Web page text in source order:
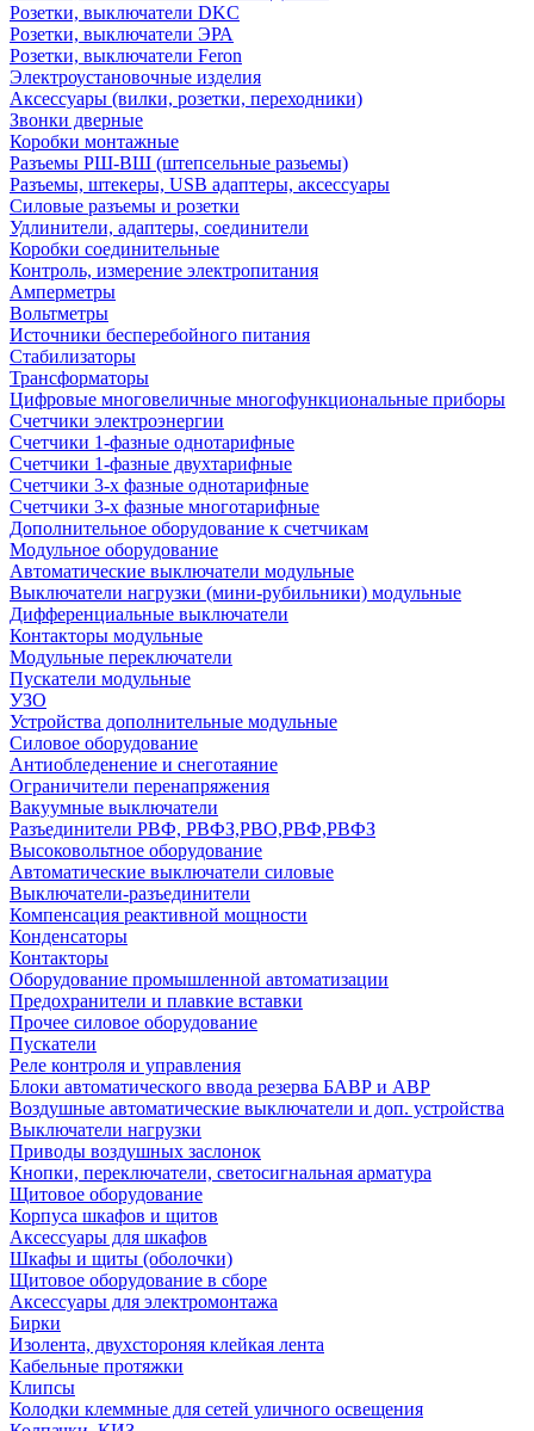
Розетки, выключатели DKC
Розетки, выключатели ЭРА
Розетки, выключатели Feron
Электроустановочные изделия
Аксессуары (вилки, розетки, переходники)
Звонки дверные
Коробки монтажные
Разъемы РШ-ВШ (штепсельные разьемы)
Разъемы, штекеры, USB адаптеры, аксессуары
Силовые разъемы и розетки
Удлинители, адаптеры, соединители
Коробки соединительные
Контроль, измерение электропитания
Амперметры
Вольтметры
Источники бесперебойного питания
Стабилизаторы
Трансформаторы
Цифровые многовеличные многофункциональные приборы
Счетчики электроэнергии
Счетчики 1-фазные однотарифные
Счетчики 1-фазные двухтарифные
Счетчики 3-х фазные однотарифные
Счетчики 3-х фазные многотарифные
Дополнительное оборудование к счетчикам
Модульное оборудование
Автоматические выключатели модульные
Выключатели нагрузки (мини-рубильники) модульные
Дифференциальные выключатели
Контакторы модульные
Модульные переключатели
Пускатели модульные
УЗО
Устройства дополнительные модульные
Силовое оборудование
Антиобледенение и снеготаяние
Ограничители перенапряжения
Вакуумные выключатели
Разъединители РВФ, РВФЗ,РВО,РВФ,РВФЗ
Высоковольтное оборудование
Автоматические выключатели cиловые
Выключатели-разъединители
Компенсация реактивной мощности
Конденсаторы
Контакторы
Оборудование промышленной автоматизации
Предохранители и плавкие вставки
Прочее силовое оборудование
Пускатели
Реле контроля и управления
Блоки автоматического ввода резерва БАВР и АВР
Воздушные автоматические выключатели и доп. устройства
Выключатели нагрузки
Приводы воздушных заслонок
Кнопки, переключатели, светосигнальная арматура
Щитовое оборудование
Корпуса шкафов и щитов
Аксессуары для шкафов
Шкафы и щиты (оболочки)
Щитовое оборудование в сборе
Аксессуары для электромонтажа
Бирки
Изолента, двухстороняя клейкая лента
Кабельные протяжки
Клипсы
Колодки клеммные для сетей уличного освещения